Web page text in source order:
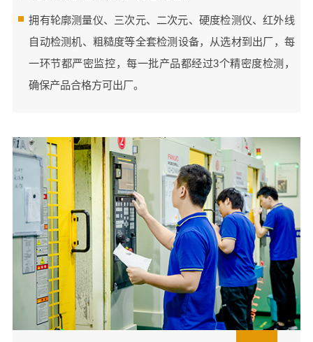
拥有轮廓测量仪、三次元、二次元、硬度检测仪、红外线
自动检测机、粗糙度等全套检测设备，从选材到出厂，每
一环节都严密监控，每一批产品都经过3个精密度检测，
确保产品合格方可出厂。